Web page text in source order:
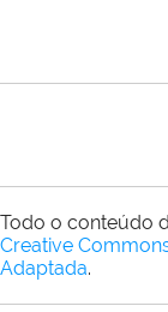
Todo o conteúdo
Creative
Adaptada.